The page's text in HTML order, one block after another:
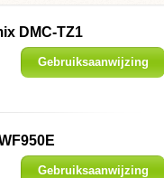
DMC-TZ1
Gebruiksaanwijzing
Gebruiksaanwijzing